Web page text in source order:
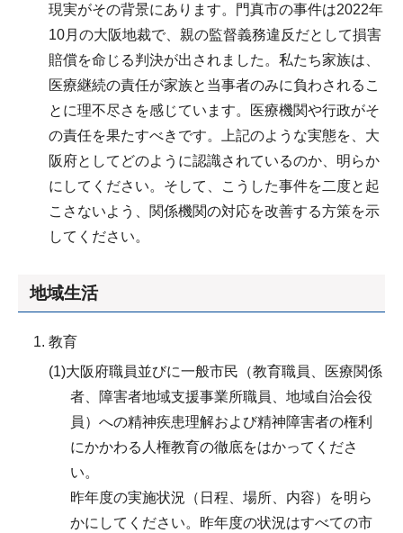
現実がその背景にあります。門真市の事件は2022年
10月の大阪地裁で、親の監督義務違反だとして損害
賠償を命じる判決が出されました。私たち家族は、
医療継続の責任が家族と当事者のみに負わされるこ
とに理不尽さを感じています。医療機関や行政がそ
の責任を果たすべきです。上記のような実態を、大
阪府としてどのように認識されているのか、明らか
にしてください。そして、こうした事件を二度と起
こさないよう、関係機関の対応を改善する方策を示
してください。
地域生活
教育
(1)大阪府職員並びに一般市民（教育職員、医療関係
者、障害者地域支援事業所職員、地域自治会役
員）への精神疾患理解および精神障害者の権利
にかかわる人権教育の徹底をはかってくださ
い。
昨年度の実施状況（日程、場所、内容）を明ら
かにしてください。昨年度の状況はすべての市